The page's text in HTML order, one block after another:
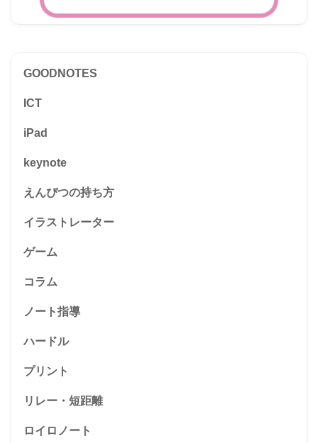
GOODNOTES
ICT
iPad
keynote
えんぴつの持ち方
イラストレーター
ゲーム
コラム
ノート指導
ハードル
プリント
リレー・短距離
ロイロノート